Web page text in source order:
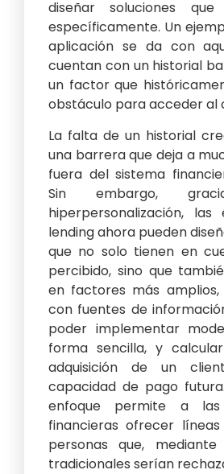
diseñar soluciones
específicamente. Un
aplicación se da con
cuentan con un historial
un factor que
obstáculo para acceder al
La falta de un historial
una barrera que deja a
fuera del sistema
Sin embargo,
hiperpersonalización,
lending ahora pueden
que no solo tienen en
percibido, sino que
en factores más
con fuentes de
poder implementar
forma sencilla, y
adquisición de un
capacidad de pago
enfoque permite a las
financieras ofrecer
personas que,
tradicionales serían